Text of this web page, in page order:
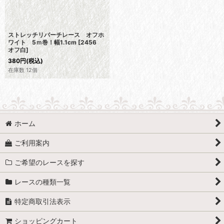
ストレッチリバーチレース オフホ
ワイト 5ｍ巻！幅1.1cm [2456
オフ白]
380円(税込)
在庫数 12個
ホーム
ご利用案内
ご希望のレースを探す
レースの種類一覧
特定商取引法表示
ショッピングカート